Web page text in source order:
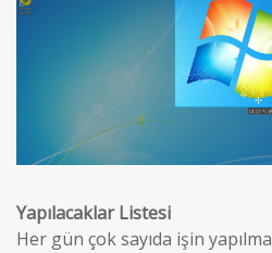
Yapılacaklar Listesi
Her gün çok sayıda işin